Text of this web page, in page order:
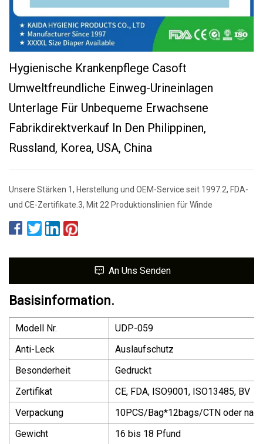
Hygienische Krankenpflege Casoft
Umweltfreundliche Einweg-Urineinlagen
Unterlage Für Unbequeme Erwachsene
Fabrikdirektverkauf In Den Philippinen,
Russland, Korea, USA, China
Unsere Stärken 1, Herstellung und OEM-Service seit 1997.2, FDA-
und CE-Zertifikate.3, Mit 22 Produktionslinien für Winde
An Uns Senden
Basisinformation.
Modell Nr.
UDP-059
Anti-Leck
Auslaufschutz
Besonderheit
Gedruckt
Zertifikat
CE, FDA, ISO9001, ISO13485, BV
Verpackung
10PCS/Bag*12bags/CTN oder
Gewicht
16 bis 18 Pfund